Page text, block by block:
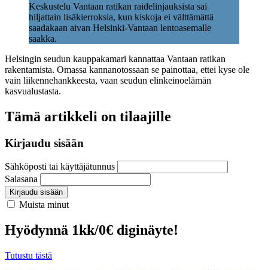
Keskustelu Vantaan ratikan raidelinjauksista sai
hiljattain lisäkierroksia, kun kiskoja ei välttämättä
saadakaan aivan Helsinki-Vantaan lentoasemalle
saakka.
Helsingin seudun kauppakamari kannattaa Vantaan ratikan
rakentamista. Omassa kannanotossaan se painottaa, ettei kyse ole
vain liikennehankkeesta, vaan seudun elinkeinoelämän
kasvualustasta.
Tämä artikkeli on tilaajille
Kirjaudu sisään
Sähköposti tai käyttäjätunnus
Salasana
Kirjaudu sisään
Muista minut
Hyödynnä 1kk/0€ diginäyte!
Tutustu tästä